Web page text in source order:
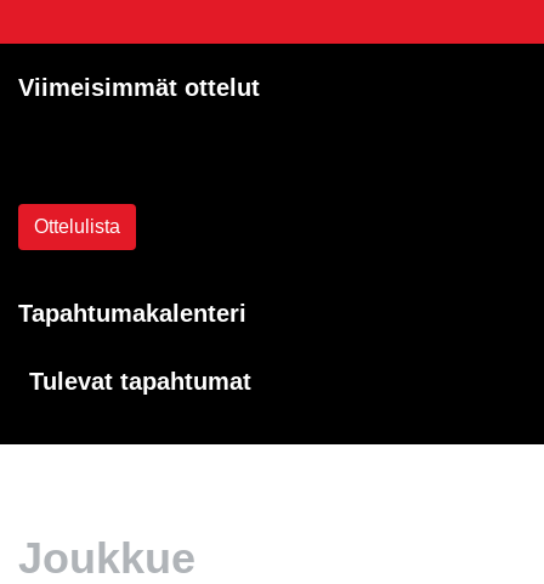
Viimeisimmät ottelut
Ottelulista
Tapahtumakalenteri
Tulevat tapahtumat
Joukkue